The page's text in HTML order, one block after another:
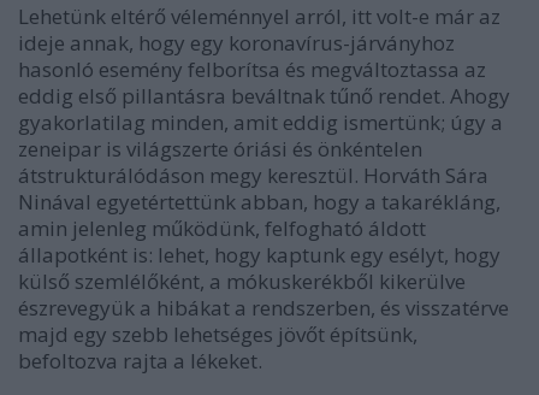
Lehetünk eltérő véleménnyel arról, itt volt-e már az
ideje annak, hogy egy koronavírus-járványhoz
hasonló esemény felborítsa és megváltoztassa az
eddig első pillantásra beváltnak tűnő rendet. Ahogy
gyakorlatilag minden, amit eddig ismertünk; úgy a
zeneipar is világszerte óriási és önkéntelen
átstrukturálódáson megy keresztül. Horváth Sára
Ninával egyetértettünk abban, hogy a takarékláng,
amin jelenleg működünk, felfogható áldott
állapotként is: lehet, hogy kaptunk egy esélyt, hogy
külső szemlélőként, a mókuskerékből kikerülve
észrevegyük a hibákat a rendszerben, és visszatérve
majd egy szebb lehetséges jövőt építsünk,
befoltozva rajta a lékeket.